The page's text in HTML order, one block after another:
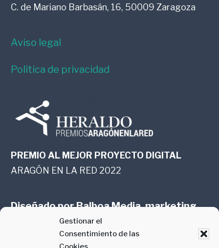
Gestionar el
Consentimiento de las
C. de Mariano Barbasán, 16, 50009 Zaragoza
Aviso legal
Política de privacidad
PREMIO AL MEJOR PROYECTO DIGITAL
ARAGÓN EN LA RED 2022
Diseñado porBalboa Media, marketing
online en Zaragoza